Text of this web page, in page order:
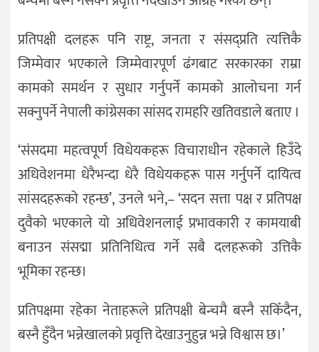
प्रतिपक्षी दलहरू पनि राष्ट्र, जनता र संसद्प्रति त्यत्तिकै
जिम्मेवार भएकाले जिम्मेवारपूर्ण ढंगबाट सरकारका राम्रा
कामको समर्थन र सुधार गर्नुपर्ने कामको आलोचना गर्न
सक्नुपर्ने नेपाली कांग्रेसका सांसद रामहरि खतिवडाले बताए ।
‘संसदमा महत्वपूर्ण विधेयकहरू विचाराधीन रहेकाले हिउँदे
अधिवेशनमा धेरैभन्दा धेरै विधेयकहरू पास गर्नुपर्ने दायित्व
सांसदहरूको रहन्छ’, उनले भने,– ‘सदन सत्ता पक्ष र प्रतिपक्ष
दुवैको भएकाले यो अधिवेशनलाई प्रभावकारी र कामयाबी
बनाउन संसद्मा प्रतिनिधित्व गर्ने सबै दलहरूको उत्तिकै
भूमिका रहन्छ।
प्रतिपक्षमा रहेका नेताहरूले प्रतिपक्षी बेन्चमै बस्नै सकिँदैन,
बस्नै हुँदैन भन्नेखालको प्रवृत्ति देखाउनुहुन्न भन्ने विश्वास छ।’